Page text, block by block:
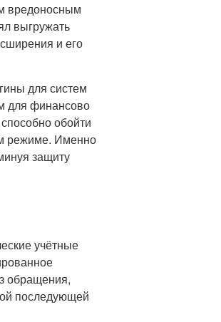
вредоносным
выгружать
и его
для систем
для финансово
обойти
режиме. Именно
защиту
учётные
обращения,
последующей